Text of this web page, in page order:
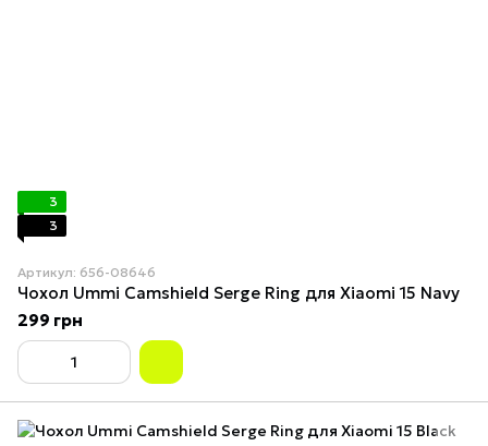
3
3
Артикул: 656-08646
Чохол Ummi Camshield Serge Ring для Xiaomi 15 Navy
299 грн